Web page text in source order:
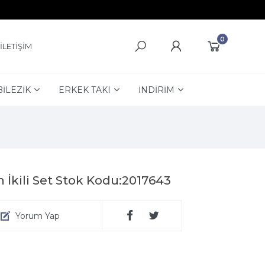
İLETİŞİM
0
ERKEK TAKI İNDİRİM
İkili Set Stok Kodu:2017643
Yorum Yap